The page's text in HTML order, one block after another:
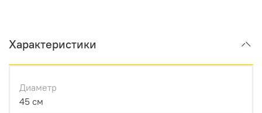
Характеристики
Диаметр
45 см